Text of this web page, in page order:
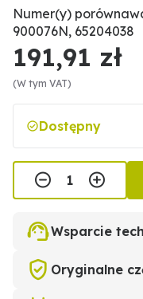
Numer(y)
900076N, 65204038
191,91 zł
(W tym VAT)
Dostępny
Wsparcie
Oryginalne